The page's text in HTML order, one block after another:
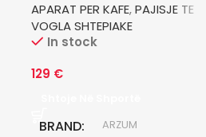
APARAT PER KAFE,PAJISJE TE
VOGLA SHTEPIAKE
In stock
129 €
BRAND ARZUM